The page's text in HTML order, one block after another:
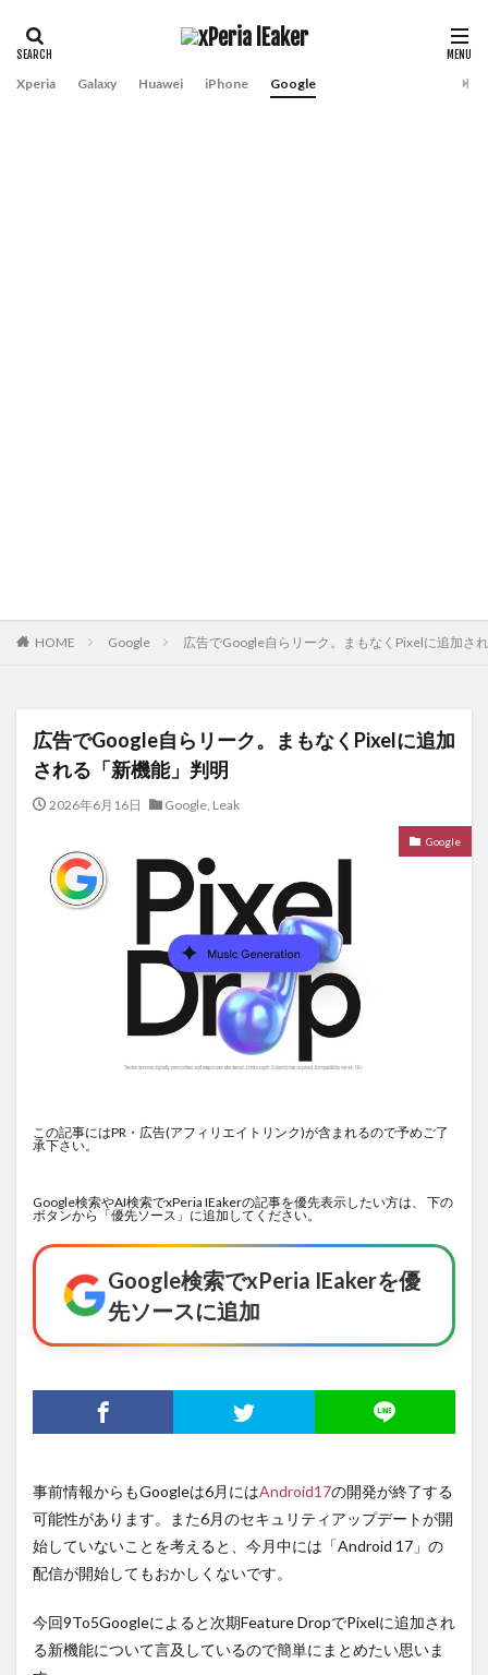
Xperia Galaxy Huawei iPhone Google
HOME Google 広告でGoogle自らリーク。まもなくPixelに追加さ
広告でGoogle自らリーク。まもなくPixelに追加
される「新機能」判明
2026年6月16日 Google, Leak
Google
この記事にはPR・広告(アフィリエイトリンク)が含まれるので予めご了
承下さい。
Google検索やAI検索でxPeria IEakerの記事を優先表示したい方は、 下の
ボタンから「優先ソース」に追加してください。
Google検索でxPeria IEakerを優
先ソースに追加
事前情報からもGoogleは6月にはAndroid17の開発が終了する
可能性があります。また6月のセキュリティアップデートが開
始していないことを考えると、今月中には「Android 17」の
配信が開始してもおかしくないです。
今回9To5Googleによると次期Feature DropでPixelに追加され
る新機能について言及しているので簡単にまとめたい思いま